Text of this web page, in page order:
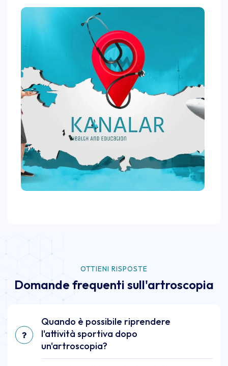
OTTIENI RISPOSTE
Domande frequenti sull'artroscopia
Quando è possibile riprendere
l'attività sportiva dopo
un'artroscopia?